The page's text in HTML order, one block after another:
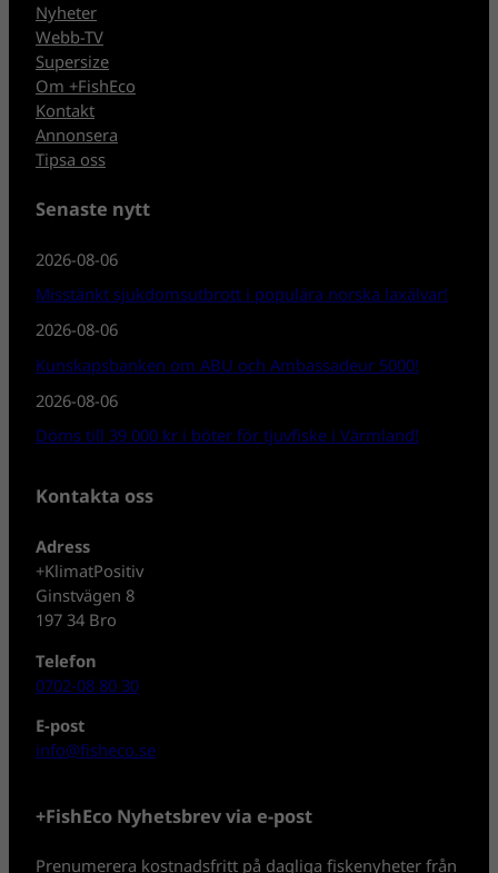
Nyheter
Webb-TV
Supersize
Om +FishEco
Kontakt
Annonsera
Tipsa oss
Senaste nytt
2026-08-06
Misstänkt sjukdomsutbrott i populära norska laxälvar!
2026-08-06
Kunskapsbanken om ABU och Ambassadeur 5000!
2026-08-06
Döms till 39 000 kr i böter för tjuvfiske i Värmland!
Kontakta oss
Adress
+KlimatPositiv
Ginstvägen 8
197 34 Bro
Telefon
0702-08 80 30
E-post
info@fisheco.se
+FishEco Nyhetsbrev via e-post
Prenumerera kostnadsfritt på dagliga fiskenyheter från